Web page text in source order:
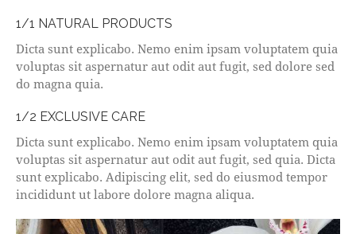
1/1 NATURAL PRODUCTS
Dicta sunt explicabo. Nemo enim ipsam voluptatem quia
voluptas sit aspernatur aut odit aut fugit, sed dolore sed
do magna quia.
1/2 EXCLUSIVE CARE
Dicta sunt explicabo. Nemo enim ipsam voluptatem quia
voluptas sit aspernatur aut odit aut fugit, sed quia. Dicta
sunt explicabo. Adipiscing elit, sed do eiusmod tempor
incididunt ut labore dolore magna aliqua.